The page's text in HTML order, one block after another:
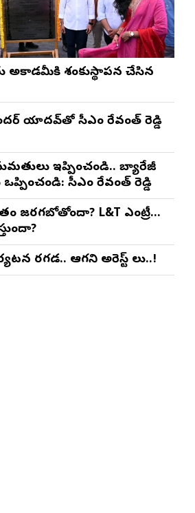
అకాడమీకి శంకుస్థాపన చేసిన
యాదవ్‌తో సీఎం రేవంత్ రెడ్డి
ఇప్పించండి.. బ్యారేజీ
ఒప్పించండి: సీఎం రేవంత్ రెడ్డి
జరగబోతోందా? L&T ఎంట్రీ…
రగడ.. ఆగని అరెస్ట్ లు..!